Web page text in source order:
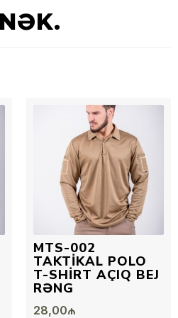
MTS-002
TAKTIKAL POLO
T-SHIRT AÇIQ BEJ
RƏNG
28,00₼